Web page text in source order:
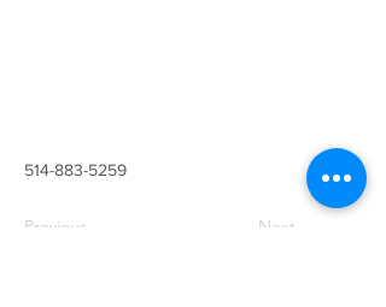
514-883-5259
Previous Next